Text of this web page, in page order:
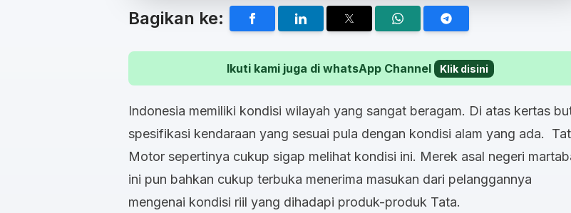
Bagikan ke:
Ikuti kami juga di whatsApp Channel Klik disini
Indonesia memiliki kondisi wilayah yang sangat beragam. Di atas kertas
spesifikasi kendaraan yang sesuai pula dengan kondisi alam yang ada.
Motor sepertinya cukup sigap melihat kondisi ini. Merek asal negeri
ini pun bahkan cukup terbuka menerima masukan dari pelanggannya
mengenai kondisi riil yang dihadapi produk-produk Tata.